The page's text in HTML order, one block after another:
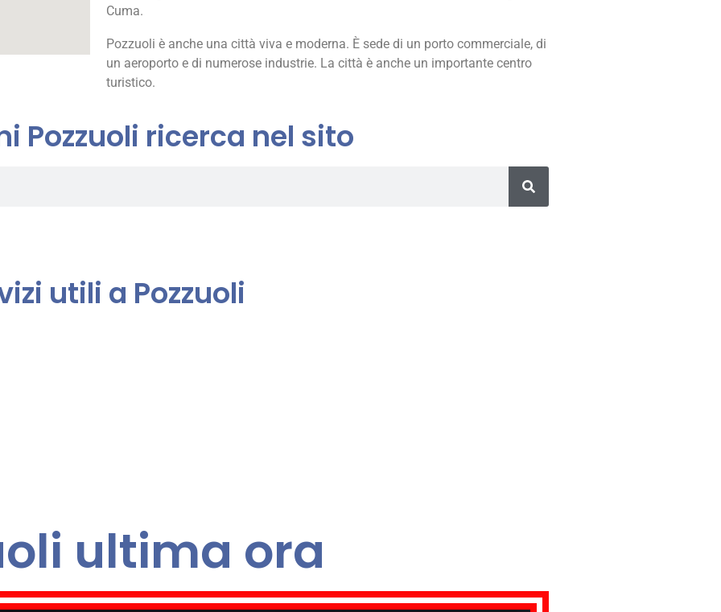
Cuma.
Pozzuoli è anche una città viva e moderna. È sede di un porto commerciale, di
un aeroporto e di numerose industrie. La città è anche un importante centro
turistico.
Pozzuoli ricerca nel sito
utili a Pozzuoli
ultima ora